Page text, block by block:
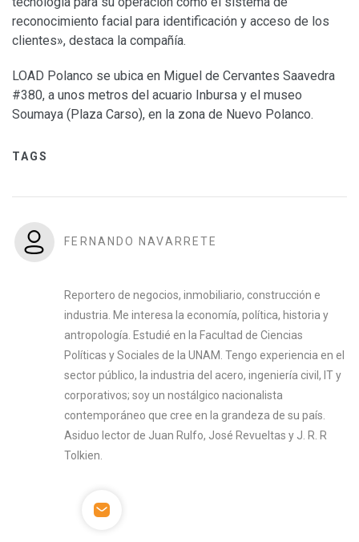
reconocimiento facial para identificación y acceso de los
clientes», destaca la compañía.
LOAD Polanco se ubica en Miguel de Cervantes Saavedra
#380, a unos metros del acuario Inbursa y el museo
Soumaya (Plaza Carso), en la zona de Nuevo Polanco.
TAGS
FERNANDO NAVARRETE
Reportero de negocios, inmobiliario, construcción e
industria. Me interesa la economía, política, historia y
antropología. Estudié en la Facultad de Ciencias
Políticas y Sociales de la UNAM. Tengo experiencia en el
sector público, la industria del acero, ingeniería civil, IT y
corporativos; soy un nostálgico nacionalista
contemporáneo que cree en la grandeza de su país.
Asiduo lector de Juan Rulfo, José Revueltas y J. R. R
Tolkien.